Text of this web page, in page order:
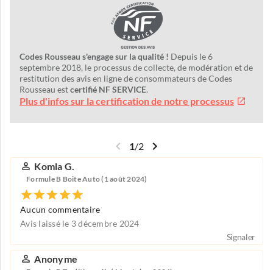
Codes Rousseau s'engage sur la qualité ! Depuis le 6
septembre 2018, le processus de collecte, de modération et de
restitution des avis en ligne de consommateurs de Codes
Rousseau estcertifié NF SERVICE.
Plus d'infos sur la certification de notre processus
1/2
Komla G.
Formule B Boite Auto (1 août 2024)
Aucun commentaire
Avis laissé le 3 décembre 2024
Signaler
Anonyme